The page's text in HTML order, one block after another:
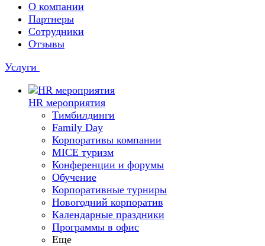
О компании
Партнеры
Сотрудники
Отзывы
Услуги
HR мероприятия
Тимбилдинги
Family Day
Корпоративы компании
MICE туризм
Конференции и форумы
Обучение
Корпоративные турниры
Новогодний корпоратив
Календарные праздники
Программы в офис
Еще